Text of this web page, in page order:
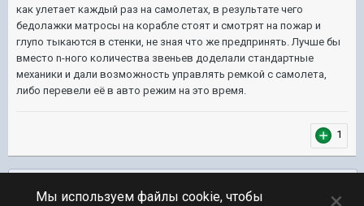
как улетает каждый раз на самолетах, в результате чего
бедолажки матросы на корабле стоят и смотрят на пожар и
глупо тыкаются в стенки, не зная что же предпринять. Лучше бы
вместо n-ного количества звеньев доделали стандартные
механики и дали возможность управлять ремкой с самолета,
либо перевели её в авто режим на это время.
1
Мы используем файлы cookie, чтобы ×